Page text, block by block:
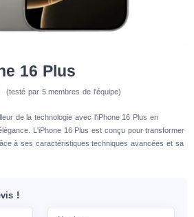
16 Plus
(testé par 5 membres de l'équipe)
de la technologie avec l'iPhone 16 Plus en
L'iPhone 16 Plus est conçu pour transformer
à ses caractéristiques techniques avancées et sa
!